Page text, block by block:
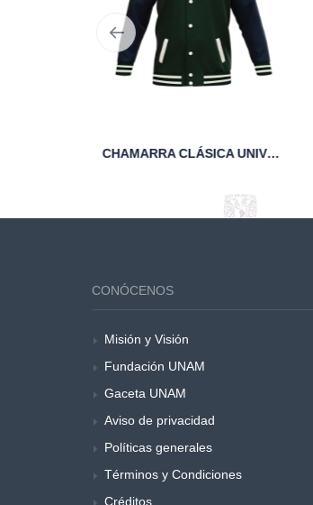
CHAMARRA CLÁSICA UNIVERSITARIA DE PAÑO Y PIEL MARINO FCA
CONÓCENOS
Misión y Visión
Fundación UNAM
Gaceta UNAM
Aviso de privacidad
Políticas generales
Términos y Condiciones
Créditos